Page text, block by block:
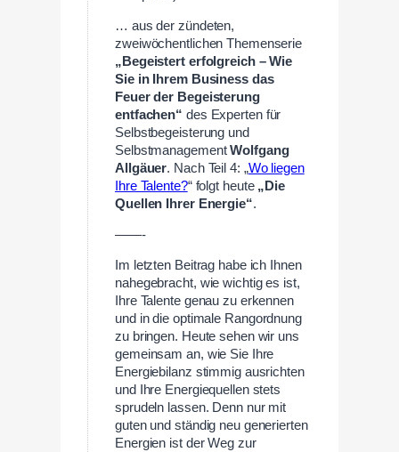
… aus der zündeten,
zweiwöchentlichen Themenserie
„Begeistert erfolgreich – Wie
Sie in Ihrem Business das
Feuer der Begeisterung
entfachen“ des Experten für
Selbstbegeisterung und
SelbstmanagementWolfgang
Allgäuer. Nach Teil 4: „Wo liegen
Ihre Talente?“ folgt heute „Die
Quellen Ihrer Energie“.
——-
Im letzten Beitrag habe ich Ihnen
nahegebracht, wie wichtig es ist,
Ihre Talente genau zu erkennen
und in die optimale Rangordnung
zu bringen. Heute sehen wir uns
gemeinsam an, wie Sie Ihre
Energiebilanz stimmig ausrichten
und Ihre Energiequellen stets
sprudeln lassen. Denn nur mit
guten und ständig neu generierten
Energien ist der Weg zur